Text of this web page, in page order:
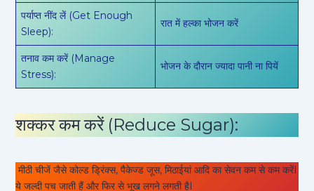
पर्याप्त नींद लें (Get Enough
Sleep):
रात में हल्का भोजन करें
तनाव कम करें (Manage
Stress):
भोजन के दौरान ज्यादा पानी ना पियें
शक्कर कम करें (Reduce Sugar):
मीठी चीजें जैसे कोल्ड ड्रिंक्स, पैकेज्ड जूस, मिठाईयां आदि का सेवन कम से कम करेंI
ये जल्दी पच जाती हैं और फिर से भूख लगने लगती हैI